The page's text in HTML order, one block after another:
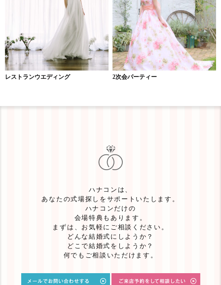
レストランウエディング 2次会パーティー
ハナコンは、
あなたの式場探しをサポートいたします。
ハナコンだけの
会場特典もあります。
まずは、お気軽にご相談ください。
どんな結婚式にしようか？
どこで結婚式をしようか？
何でもご相談いただけます。